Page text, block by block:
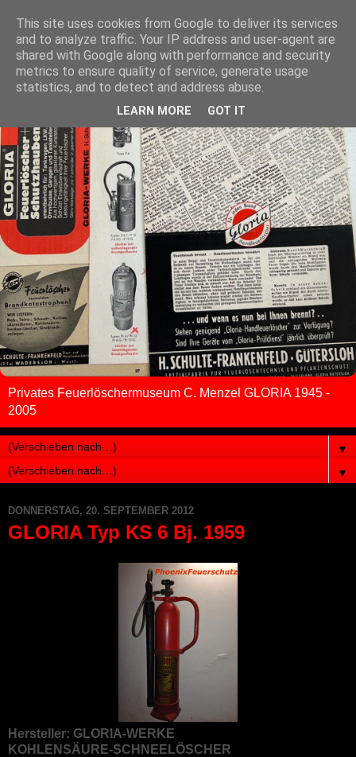
Privates Feuerlöschermuseum C. Menzel GLORIA 1945 -
2005
▼
▼
DONNERSTAG, 20. SEPTEMBER 2012
GLORIA Typ KS 6 Bj. 1959
Hersteller: GLORIA-WERKE
KOHLENSÄURE-SCHNEELÖSCHER
This site uses cookies from Google to deliver its services
and to analyze traffic. Your IP address and user-agent are
shared with Google along with performance and security
metrics to ensure quality of service, generate usage
statistics, and to detect and address abuse.
LEARN MORE GOT IT